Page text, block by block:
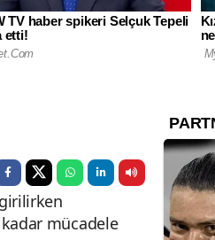
mücadele